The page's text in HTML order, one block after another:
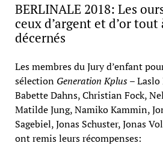
BERLINALE 2018: Les
ceux d’argent et d’or
décernés
Les membres du Jury d’enfant
sélection Generation Kplus– Laslo
Babette Dahns, Christian Fock,
Matilde Jung, Namiko Kammin,
Sagebiel, Jonas Schuster, Jonas
ont remis leurs récompenses: